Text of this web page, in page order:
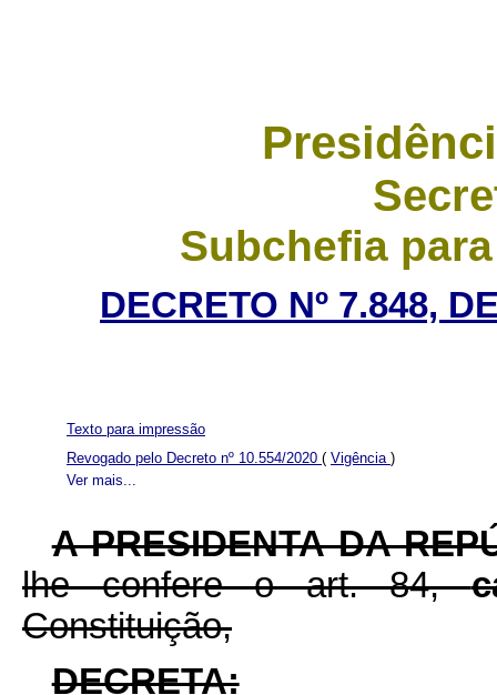
Subchefia
DECRETO Nº 7.848,
Ver mais...
Texto para impressão
Revogado pelo Decreto nº 10.554/2020 ( Vigência )
A PRESIDENTA DA
lhe confere o art. 84,
Constituição,
DECRETA: